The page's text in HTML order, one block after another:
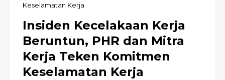
Keselamatan Kerja
Insiden Kecelakaan Kerja
Beruntun, PHR dan Mitra
Kerja Teken Komitmen
Keselamatan Kerja